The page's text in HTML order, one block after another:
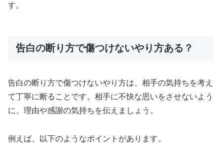
す。
告白の断り方で傷つけないやり方ある？
告白の断り方で傷つけないやり方は、相手の気持ちを考え
て丁寧に断ることです。相手に不快な思いをさせないよう
に、理由や感謝の気持ちを伝えましょう。
例えば、以下のようなポイントがあります。